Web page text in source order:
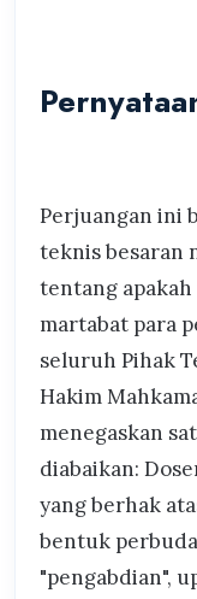
Perjuangan ini
teknis besaran
tentang
martabat para
seluruh Pihak
Hakim
menegaskan
diabaikan:
yang berhak
bentuk
"pengabdian",